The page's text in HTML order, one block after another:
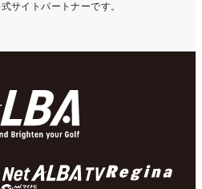
サイトパートナーです。